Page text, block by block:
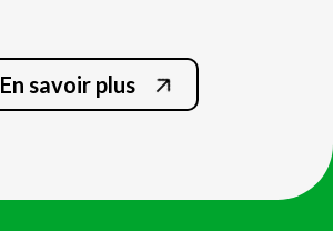
En savoir plus